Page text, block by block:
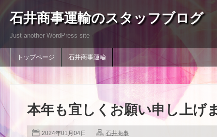
石井商事運輸のスタッフブログ
Just another WordPress site
トップページ 石井商事運輸
本年も宜しくお願い申し上げ
2024年01月04日 石井商事